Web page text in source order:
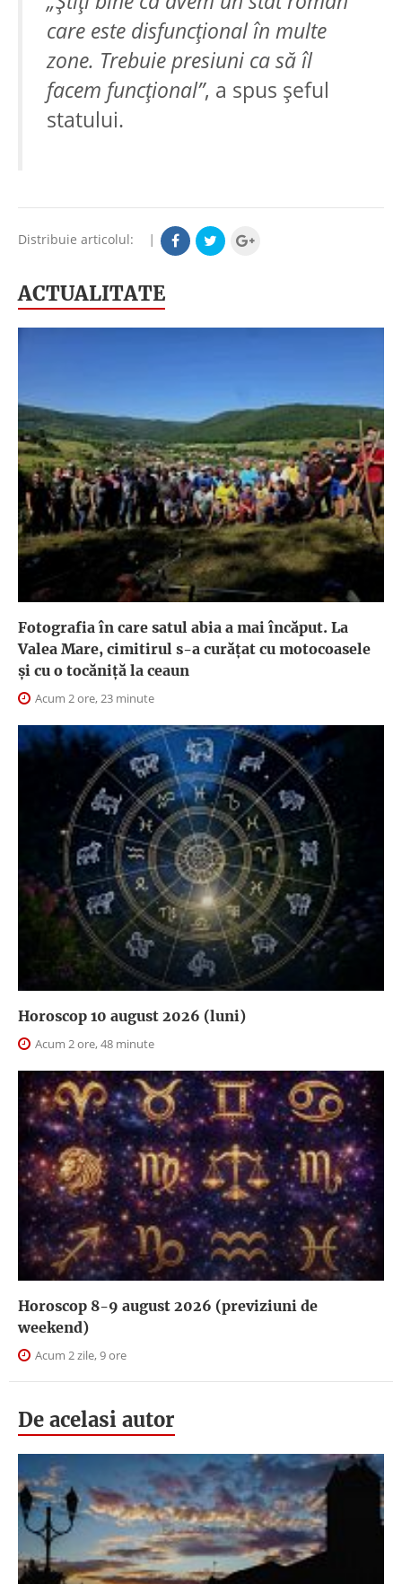
care este disfuncţional în multe
zone. Trebuie presiuni ca să îl
facem funcţional”, a spus şeful
statului.
Distribuie articolul: |
ACTUALITATE
Fotografia în care satul abia a mai încăput. La
Valea Mare, cimitirul s-a curățat cu motocoasele
și cu o tocăniță la ceaun
Acum 2 ore, 23 minute
Horoscop 10 august 2026 (luni)
Acum 2 ore, 48 minute
Horoscop 8-9 august 2026 (previziuni de
weekend)
Acum 2 zile, 9 ore
De acelasi autor